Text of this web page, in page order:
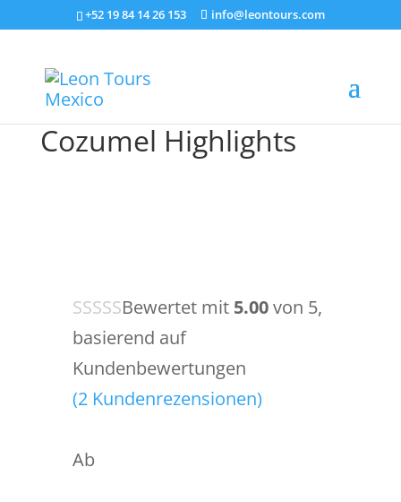
+52 19 84 14 26 153 info@leontours.com
Cozumel Highlights
Bewertet mit 5.00von 5,
basierend auf
Kundenbewertungen
(2Kundenrezensionen)
Ab